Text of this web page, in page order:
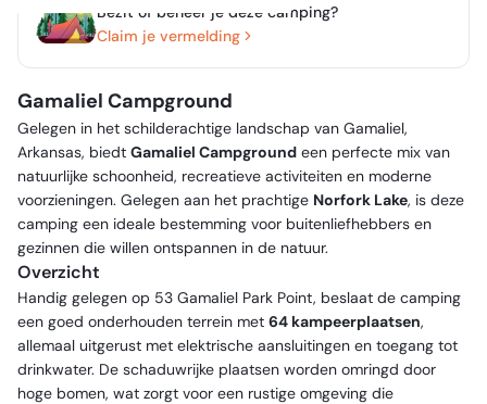
Bezit of beheer je deze camping?
Claim je vermelding
Gamaliel Campground
Gelegen in het schilderachtige landschap van Gamaliel,
Arkansas, biedt Gamaliel Campground een perfecte mix van
natuurlijke schoonheid, recreatieve activiteiten en moderne
voorzieningen. Gelegen aan het prachtige Norfork Lake, is deze
camping een ideale bestemming voor buitenliefhebbers en
gezinnen die willen ontspannen in de natuur.
Overzicht
Handig gelegen op 53 Gamaliel Park Point, beslaat de camping
een goed onderhouden terrein met 64 kampeerplaatsen,
allemaal uitgerust met elektrische aansluitingen en toegang tot
drinkwater. De schaduwrijke plaatsen worden omringd door
hoge bomen, wat zorgt voor een rustige omgeving die